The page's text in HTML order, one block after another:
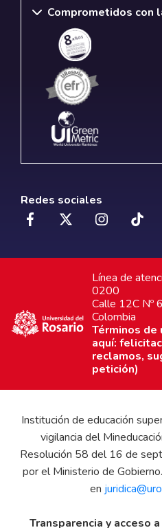
Comprometidos con
Redes sociales
Línea de
0200
Calle 12C Nº
Colombia
Términos de
aquí:
reclamos,
petición)
Institución de educación
vigilancia del
Resolución 58 del 16 de
por el Ministerio de
en
Transparencia y acceso